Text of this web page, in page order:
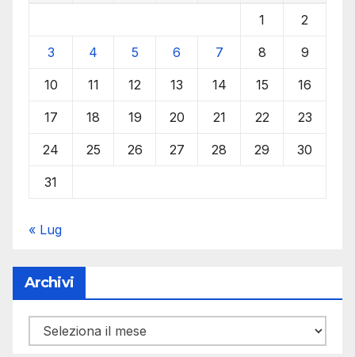
1 2
3 4 5 6 7 8 9
10 11 12 13 14 15 16
17 18 19 20 21 22 23
24 25 26 27 28 29 30
31
« Lug
Archivi
Archivi